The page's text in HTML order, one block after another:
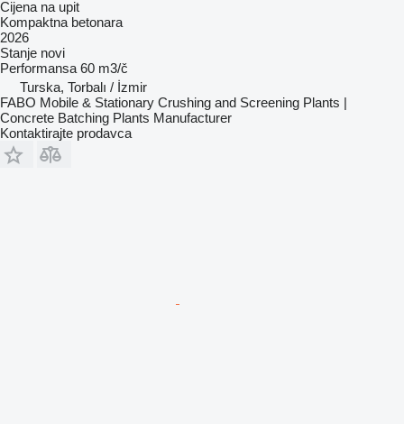
Cijena na upit
Kompaktna betonara
2026
Stanje novi
Performansa 60 m3/č
Turska, Torbalı / İzmir
FABO Mobile & Stationary Crushing and Screening Plants |
Concrete Batching Plants Manufacturer
Kontaktirajte prodavca